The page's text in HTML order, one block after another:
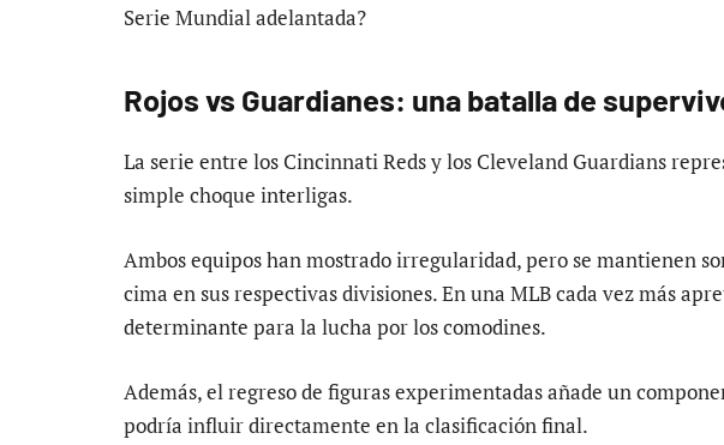
Serie Mundial adelantada?
Rojos vs Guardianes: una batalla de
La serie entre los Cincinnati Reds y los Cleveland Guardians
simple choque interligas.
Ambos equipos han mostrado irregularidad, pero se mantienen
cima en sus respectivas divisiones. En una MLB cada vez más
determinante para la lucha por los comodines.
Además, el regreso de figuras experimentadas añade un
podría influir directamente en la clasificación final.